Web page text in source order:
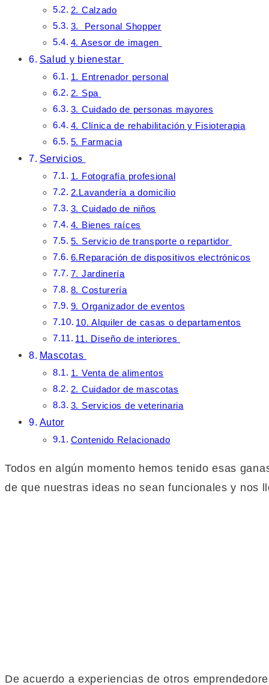
2. Calzado
3. Personal Shopper
4. Asesor de imagen
Salud y bienestar
1. Entrenador personal
2. Spa
3. Cuidado de personas mayores
4. Clínica de rehabilitación y Fisioterapia
5. Farmacia
Servicios
1. Fotografía profesional
2.Lavandería a domicilio
3. Cuidado de niños
4. Bienes raíces
5. Servicio de transporte o repartidor
6.Reparación de dispositivos electrónicos
7. Jardinería
8. Costurería
9. Organizador de eventos
10. Alquiler de casas o departamentos
11. Diseño de interiores
Mascotas
1. Venta de alimentos
2. Cuidador de mascotas
3. Servicios de veterinaria
Autor
Contenido Relacionado
Todos en algún momento hemos tenido esas
de que nuestras ideas no sean funcionales y nos
De acuerdo a experiencias de otros